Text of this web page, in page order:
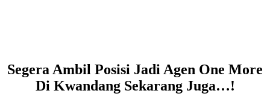
Segera Ambil Posisi Jadi Agen One More
Di Kwandang Sekarang Juga…!